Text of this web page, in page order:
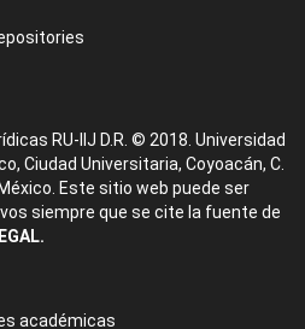
RU-IIJ D.R. © 2018. Universidad
Ciudad Universitaria, Coyoacán, C.
Este sitio web puede ser
siempre que se cite la fuente de
académicas